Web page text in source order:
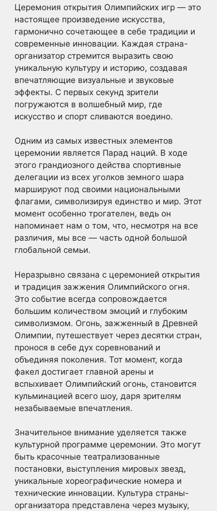
Церемония открытия Олимпийских игр — это
настоящее произведение искусства,
гармонично сочетающее в себе традиции и
современные инновации. Каждая страна-
организатор стремится выразить свою
уникальную культуру и историю, создавая
впечатляющие визуальные и звуковые
эффекты. С первых секунд зрители
погружаются в волшебный мир, где
искусство и спорт сливаются воедино.
Одним из самых известных элементов
церемонии является Парад наций. В ходе
этого грандиозного действа спортивные
делегации из всех уголков земного шара
маршируют под своими национальными
флагами, символизируя единство и мир. Этот
момент особенно трогателен, ведь он
напоминает нам о том, что, несмотря на все
различия, мы все — часть одной большой
глобальной семьи.
Неразрывно связана с церемонией открытия
и традиция зажжения Олимпийского огня.
Это событие всегда сопровождается
большим количеством эмоций и глубоким
символизмом. Огонь, зажженный в Древней
Олимпии, путешествует через десятки стран,
пронося в себе дух соревнований и
объединяя поколения. Тот момент, когда
факел достигает главной арены и
вспыхивает Олимпийский огонь, становится
кульминацией всего шоу, даря зрителям
незабываемые впечатления.
Значительное внимание уделяется также
культурной программе церемонии. Это могут
быть красочные театрализованные
постановки, выступления мировых звезд,
уникальные хореографические номера и
технические инновации. Культура страны-
организатора представлена через музыку,